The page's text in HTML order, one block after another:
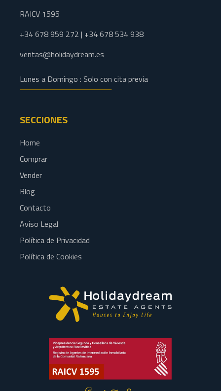
RAICV 1595
+34 678 959 272 | +34 678 534 938
ventas@holidaydream.es
Lunes a Domingo : Solo con cita previa
SECCIONES
Home
Comprar
Vender
Blog
Contacto
Aviso Legal
Política de Privacidad
Política de Cookies